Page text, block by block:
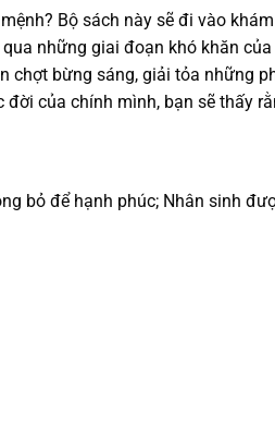
Bộ sách này sẽ đi vào
những giai đoạn khó khăn
bừng sáng, giải tỏa những
của chính mình, bạn sẽ thấy
bỏ để hạnh phúc; Nhân sinh